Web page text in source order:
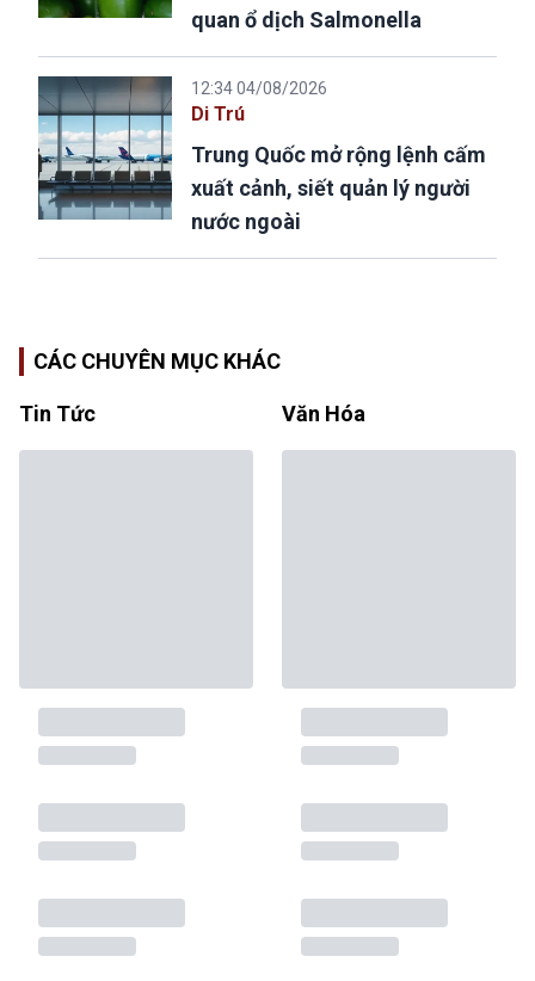
quan ổ dịch Salmonella
12:34 04/08/2026
Di Trú
Trung Quốc mở rộng lệnh cấm
xuất cảnh, siết quản lý người
nước ngoài
CÁC CHUYÊN MỤC KHÁC
Tin Tức Văn Hóa